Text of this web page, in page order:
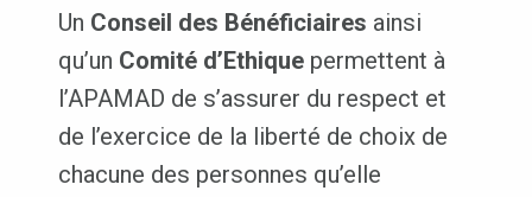
Un Conseil des Bénéficiaires ainsi
qu’un Comité d’Ethiquepermettent à
l’APAMAD de s’assurer du respect et
de l’exercice de la liberté de choix de
chacune des personnes qu’elle